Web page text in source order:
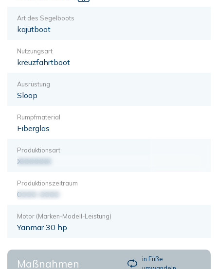
Art des Segelboots
kajütboot
Nutzungsart
kreuzfahrtboot
Ausrüstung
Sloop
Rumpfmaterial
Fiberglas
Produktionsart
XXXXXXX
Produktionszeitraum
0000-0000
Motor (Marken-Modell-Leistung)
Yanmar 30 hp
Maßnahmen
in Füße